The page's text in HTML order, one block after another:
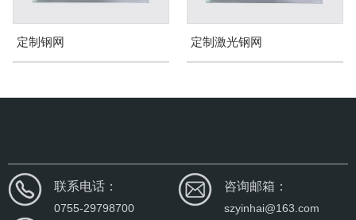
定制激光钢网 散热膏钢网
联系电话：
0755-29798700
咨询邮箱：
szyinhai@163.com